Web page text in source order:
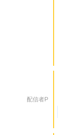
配信者P